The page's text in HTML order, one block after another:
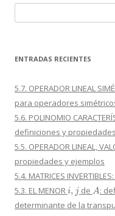
ENTRADAS RECIENTES
5.7. OPERADOR LINEAL
para operadores
5.6. POLINOMIO
definiciones y
5.5. OPERADOR LINEAL,
propiedades y ejemplos
5.4. MATRICES
5.3. EL MENORi,j de A:
determinante de la